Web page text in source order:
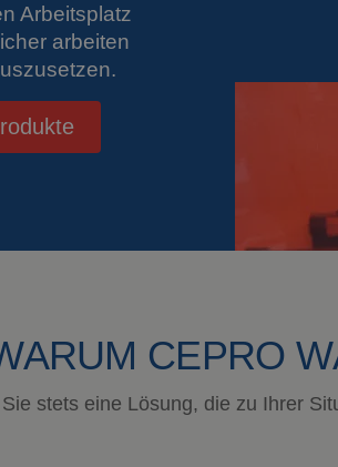
Arbeitsplatz
arbeiten
CEPRO
stets eine Lösung, die zu Ihrer